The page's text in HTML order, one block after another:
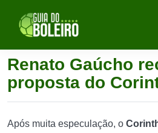
Renato Gaúcho
proposta do
Após muita especulação, o